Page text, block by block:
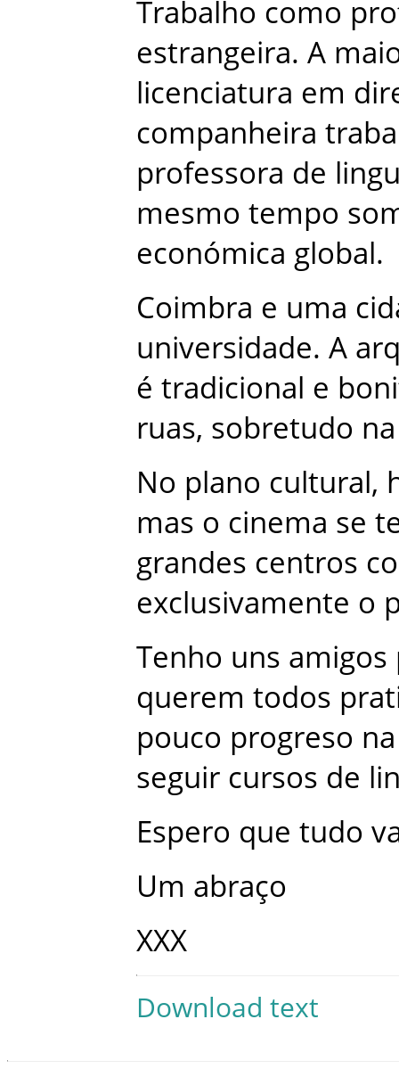
Trabalho como
estrangeira. A
licenciatura em
companheira
professora de
mesmo tempo
económica global.
Coimbra e uma
universidade. A
é tradicional e
ruas, sobretudo na
No plano cultural,
mas o cinema se
grandes centros
exclusivamente o
Tenho uns amigos
querem todos
pouco progreso na
seguir cursos de
Espero que tudo
Um abraço
XXX
Download text